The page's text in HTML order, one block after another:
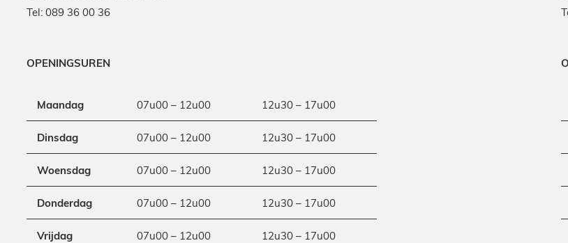
Tel: 089 36 00 36
OPENINGSUREN
Maandag 07u00 – 12u00 12u30 – 17u00
Dinsdag 07u00 – 12u00 12u30 – 17u00
Woensdag 07u00 – 12u00 12u30 – 17u00
Donderdag 07u00 – 12u00 12u30 – 17u00
Vrijdag 07u00 – 12u00 12u30 – 17u00